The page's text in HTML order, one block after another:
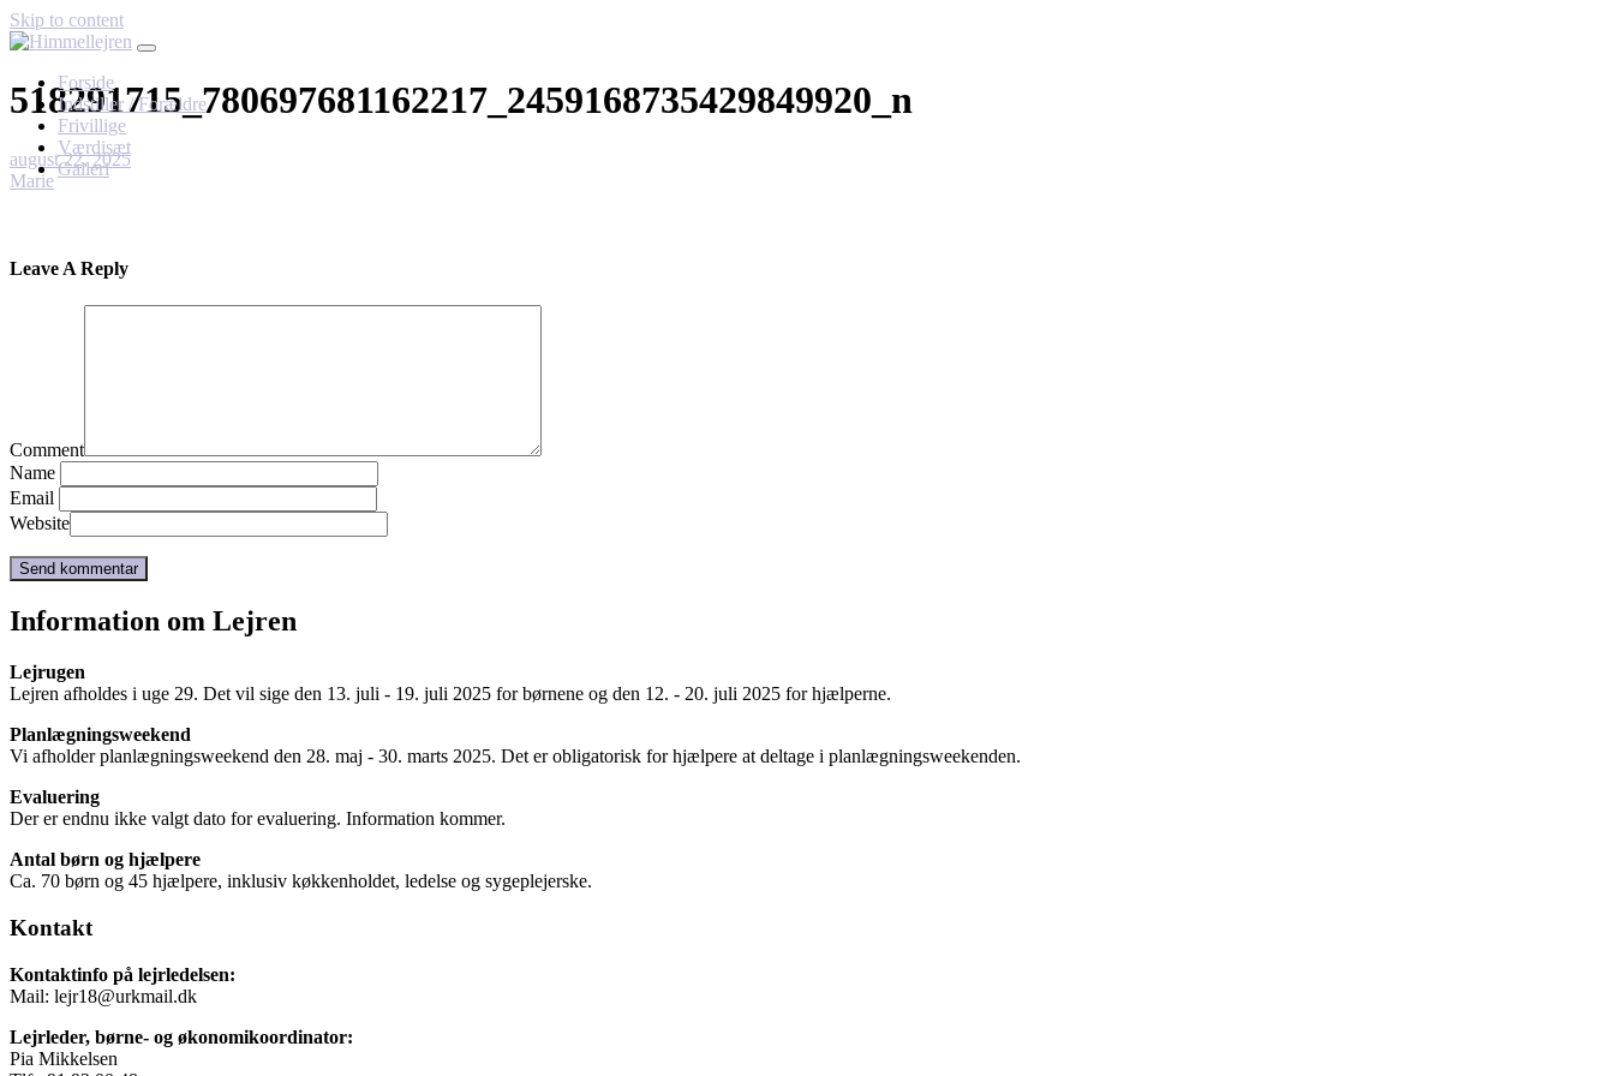
Skip to content
Forside
Indstiller / Forældre
Frivillige
Værdisæt
Galleri
518291715_780697681162217_2459168735429849920_n
august 22, 2025
Marie
Leave A Reply
Comment
Name
Email
Website
Information om Lejren
Lejrugen
Lejren afholdes i uge 29. Det vil sige den 13. juli - 19. juli 2025 for børnene og den 12. - 20. juli 2025 for hjælperne.
Planlægningsweekend
Vi afholder planlægningsweekend den 28. maj - 30. marts 2025. Det er obligatorisk for hjælpere at deltage i planlægningsweekenden.
Evaluering
Der er endnu ikke valgt dato for evaluering. Information kommer.
Antal børn og hjælpere
Ca. 70 børn og 45 hjælpere, inklusiv køkkenholdet, ledelse og sygeplejerske.
Kontakt
Kontaktinfo på lejrledelsen:
Mail: lejr18@urkmail.dk
Lejrleder, børne- og økonomikoordinator:
Pia Mikkelsen